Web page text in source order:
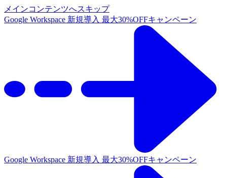
メインコンテンツへスキップ
Google Workspace 新規導入 最大30%OFFキャンペーン
Google Workspace 新規導入 最大30%OFFキャンペーン